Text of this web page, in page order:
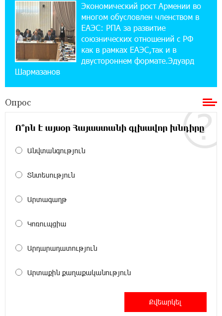
22:28:49 27-07-2026
Никогда Нагорный Карабах не был в составе
независимого Азербайджана. Аршак
Карапетян
17:52:29 25-07-2026
Бывший премьер-министр Словакии
обратился к президенту страны с просьбой
осужденных в Азербайджане
12:17:04 23-07-2026
Против кого вооружается Азербайджан?
Аршак Карапетян
12:04:45 23-07-2026
Вайка установлена солнечная
Новые финансовые навыки на «Давидбекских
Кругом война. А вас вводят в заблуждение.
Экономический рост Армении во
многом обусловлен членством в
ЕАЭС: РПА за развитие
союзнических отношений с РФ
как в рамках ЕАЭС,так и в
двустороннем формате.Эдуард
Шармазанов
Опрос
Ո՞րն է այսօր Հայաստանի գլխավոր խնդիրը
Անվտանգություն
Տնտեսություն
Արտագաղթ
Կոռուպցիա
Արդարադատություն
Արտաքին քաղաքականություն